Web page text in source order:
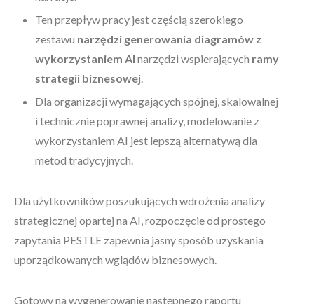
Ten przepływ pracy jest częścią szerokiego
zestawu narzędzi generowania diagramów z
wykorzystaniem AI narzędzi wspierających ramy
strategii biznesowej.
Dla organizacji wymagających spójnej, skalowalnej
i technicznie poprawnej analizy, modelowanie z
wykorzystaniem AI jest lepszą alternatywą dla
metod tradycyjnych.
Dla użytkowników poszukujących wdrożenia analizy
strategicznej opartej na AI, rozpoczęcie od prostego
zapytania PESTLE zapewnia jasny sposób uzyskania
uporządkowanych wglądów biznesowych.
Gotowy na wygenerowanie następnego raportu